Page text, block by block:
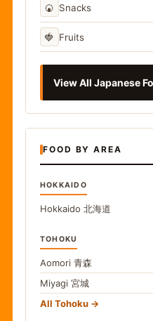
🍘 Snacks
🍓 Fruits
View All Japanese
FOOD BY AREA
HOKKAIDO
Hokkaido 北海道
TOHOKU
Aomori 青森
Miyagi 宮城
All Tohoku